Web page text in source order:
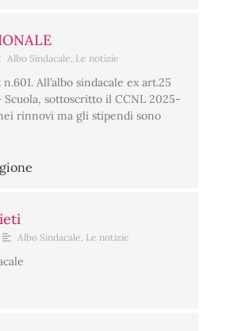
Albo Sindacale Le notizie
All’albo sindacale ex art.25
sottoscritto il CCNL 2025-
rinnovi ma gli stipendi sono
Albo Sindacale Le notizie